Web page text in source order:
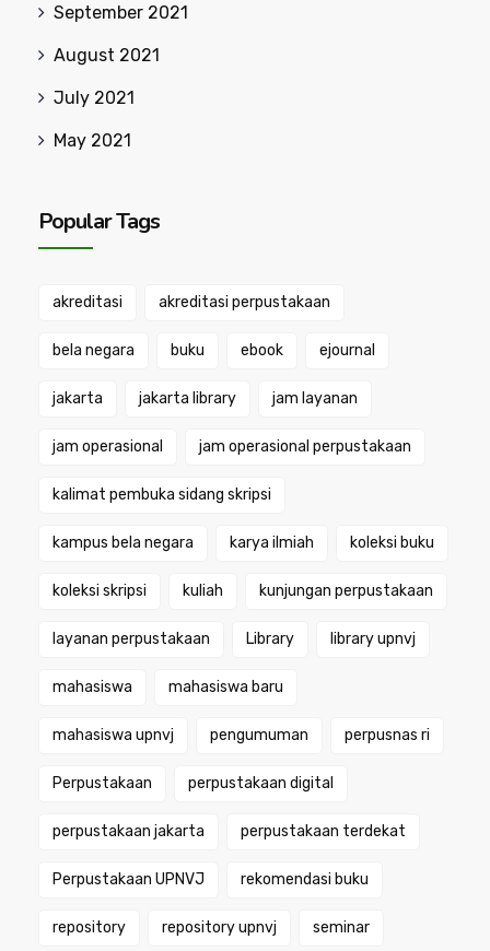
September 2021
August 2021
July 2021
May 2021
Popular Tags
akreditasi akreditasi perpustakaan
bela negara buku ebook ejournal
jakarta jakarta library jam layanan
jam operasional jam operasional perpustakaan
kalimat pembuka sidang skripsi
kampus bela negara karya ilmiah koleksi buku
koleksi skripsi kuliah kunjungan perpustakaan
layanan perpustakaan Library library upnvj
mahasiswa mahasiswa baru
mahasiswa upnvj pengumuman perpusnas ri
Perpustakaan perpustakaan digital
perpustakaan jakarta perpustakaan terdekat
Perpustakaan UPNVJ rekomendasi buku
repository repository upnvj seminar